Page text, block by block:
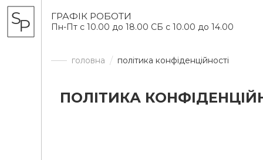
ГРАФІК РОБОТИ
Пн-Пт с 10.00 до 18.00 СБ с 10.00 до 14.00
головна політика конфіденційності
ПОЛІТИКА